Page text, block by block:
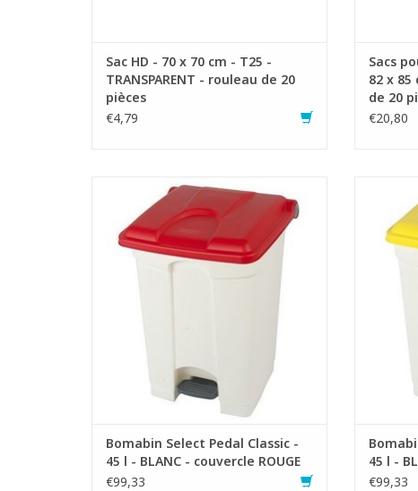
Sac HD - 70 x 70 cm - T25 -
TRANSPARENT - rouleau de 20
pièces
€4,79
Sacs
82 x
de 20
€20,80
Poubelle à pédale en plastique résistant
aux chocs
- Ouverture large et confortable
- Le couvercle se refermant
hermétiquement et se chevauchant
- Mécanisme de pédale robuste
Bomabin Select Pedal Classic -
45 l - BLANC - couvercle ROUGE
€99,33
-
-
45 l -
€99,33